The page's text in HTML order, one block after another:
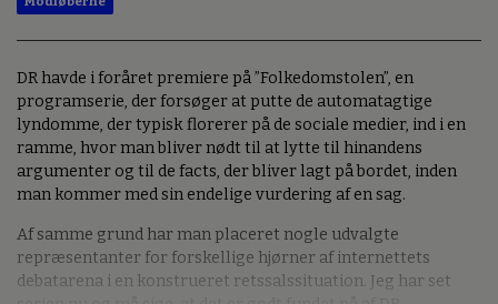
DR havde i foråret premiere på ”Folkedomstolen”, en
programserie, der forsøger at putte de automatagtige
lyndomme, der typisk florerer på de sociale medier, ind i en
ramme, hvor man bliver nødt til at lytte til hinandens
argumenter og til de facts, der bliver lagt på bordet, inden
man kommer med sin endelige vurdering af en sag.
Af samme grund har man placeret nogle udvalgte
repræsentanter for forskellige hjørner af internettets
debatarena i en konstrueret retssalssituation. Jeg har set